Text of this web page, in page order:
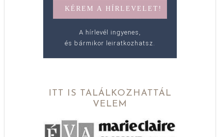
A hírlevél ingyenes,
és bármikor leiratkozhatsz.
ITT IS TALÁLKOZHATTÁL
VELEM